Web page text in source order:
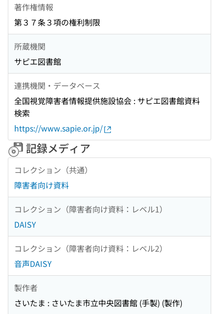
著作権情報
第３７条３項の権利制限
所蔵機関
サピエ図書館
連携機関・データベース
全国視覚障害者情報提供施設協会 : サピエ図書館資料
検索
https://www.sapie.or.jp/
記録メディア
コレクション（共通）
障害者向け資料
コレクション（障害者向け資料：レベル1）
DAISY
コレクション（障害者向け資料：レベル2）
音声DAISY
製作者
さいたま : さいたま市立中央図書館 (手製) (製作)